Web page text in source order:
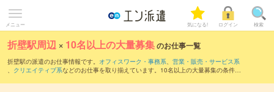
メニュー 気になる! ログイン 検索
折壁駅周辺 × 10名以上の大量募集のお仕事一覧
折壁駅の派遣のお仕事情報です。 オフィスワーク・事務系、 営業・販売・サービス系
、 クリエイティブ系などのお仕事を取り揃えています。10名以上の大量募集の条件の